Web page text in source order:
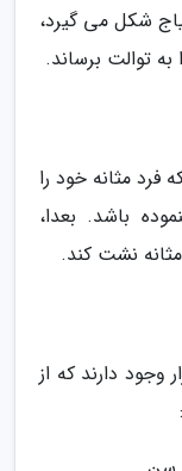
شکل می گیرد،
توالت برساند.
فرد مثانه خود را
باشد. بعدا،
نشت کند.
وجود دارند که از